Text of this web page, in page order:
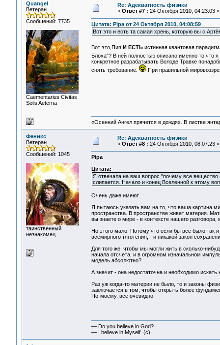
Quangel
Ветеран
Сообщений: 7735
Сaementarius Civitas
Solis Aeterna
Re: Адекватность физики
« Ответ #7 : 24 Октября 2010, 04:23:03 »
Цитата: Pipa от 24 Октября 2010, 04:08:59
Вот это и есть та самая хрень, которую вы с
Вот это,Пип, И ЕСТЬ истинная квантовая
Блоха"? В ней полностью описано именно то,что
конкретное разрабатывать Володе Травке
снять требование.
При правильной
«Осенний Ангел прячется в дождях. В листве
Феникс
Ветеран
Сообщений: 1045
таинственный
незнакомец
Re: Адекватность физики
« Ответ #8 : 24 Октября 2010, 08:07:23 »
Pipa
Цитата:
Я отвечала на ваш вопрос "почему все вещество
слипается. Начало и конец Вселенной к этому
Очень даже имеют.
Я пытаюсь указать вам на то, что ваша картина
пространства. В пространстве живет материя.
вы знаете о мире - в контексте нашего разговора,
Но этого мало. Потому что если бы все было так
всемирного тяготения, - и никакой закон
Для того же, чтобы мы могли жить в сколько-
начала отсчета, и в огромном изначальном
модель абсолютно?
А значит - она недостаточна и необходимо
Раз уж когда-то материи не было, то и законы
заключается в том, чтобы открыть более
По-моему, все очевидно.
— Do you believe in God?
— I believe in Myself. (c)